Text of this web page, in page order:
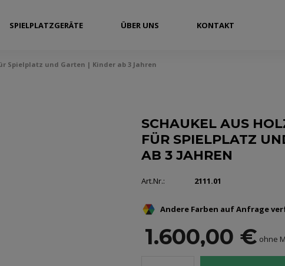
SPIELPLATZGERÄTE ÜBER UNS KONTAKT
Spielplatz und Garten | Kinder ab 3 Jahren
SCHAUKEL AUS
FÜR SPIELPLATZ
AB 3 JAHREN
Art.Nr.: 2111.01
Andere Farben auf Anfrage
1.600,00 € ohne